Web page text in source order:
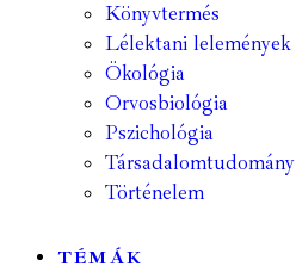
Könyvtermés
Lélektani lelemények
Ökológia
Orvosbiológia
Pszichológia
Társadalomtudomány
Történelem
TÉMÁK